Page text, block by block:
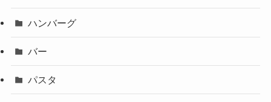
ハンバーグ
バー
パスタ